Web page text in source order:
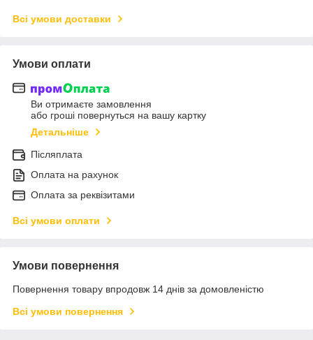
Всі умови доставки
Умови оплати
Ви отримаєте замовлення
або гроші повернуться на вашу картку
Детальніше
Післяплата
Оплата на рахунок
Оплата за реквізитами
Всі умови оплати
Умови повернення
Повернення товару впродовж 14 днів за домовленістю
Всі умови повернення